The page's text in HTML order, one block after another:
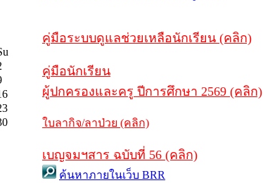
คู่มือระบบดูแลช่วยเหลือนักเรียน (คลิก)
คู่มือนักเรียน
ผู้ปกครองและครู ปีการศึกษา 2569 (คลิก)
ใบลากิจ/ลาป่วย (คลิก)
เบญจมฯสาร ฉบับที่ 56 (คลิก)
ค้นหาภายในเว็บ BRR